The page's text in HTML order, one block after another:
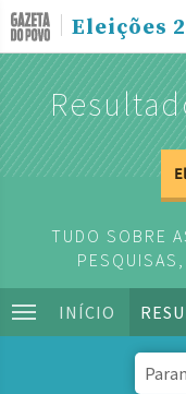
Eleições
TUDO SOBRE
INÍCIO